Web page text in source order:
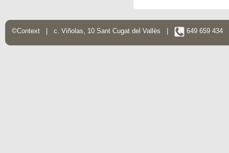
©Context | c. Viñolas, 10 Sant Cugat del Vallès | 649 659